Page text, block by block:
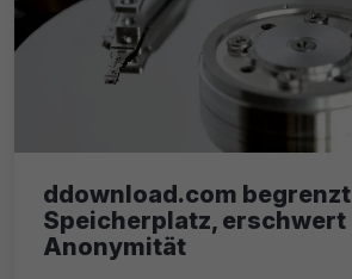
ddownload.com begrenzt
Speicherplatz, erschwert
Anonymität